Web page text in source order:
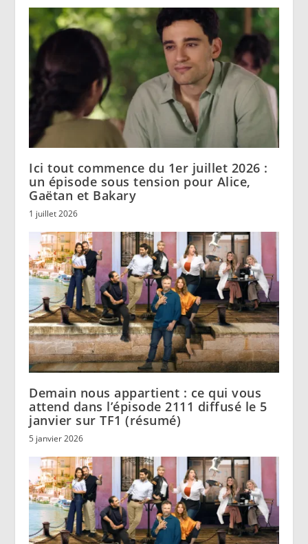
Ici tout commence du 1er juillet 2026 :
un épisode sous tension pour Alice,
Gaëtan et Bakary
1 juillet 2026
Demain nous appartient : ce qui vous
attend dans l’épisode 2111 diffusé le 5
janvier sur TF1 (résumé)
5 janvier 2026